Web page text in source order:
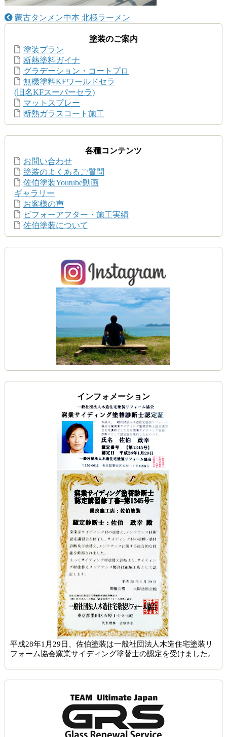
蒙古タンメン中本 北極ラーメン
塗装のご案内
塗装プラン
断熱塗料ガイナ
グラデーション・コートプロ
無機塗料KFワールドセラ
(旧名KFスーパーセラ)
マットスプレー
断熱ガラスコート施工
各種コンテンツ
お問い合わせ
塗装のよくあるご質問
佐伯塗装Youtube動画
ギャラリー
お客様の声
ビフォーアフター・施工実績
佐伯塗装について
インフォメーション
平成28年1月29日、佐伯塗装は一般社団法人木造住宅塗装リ
フォーム協会窯業サイディング塗替士の認定を受けました。